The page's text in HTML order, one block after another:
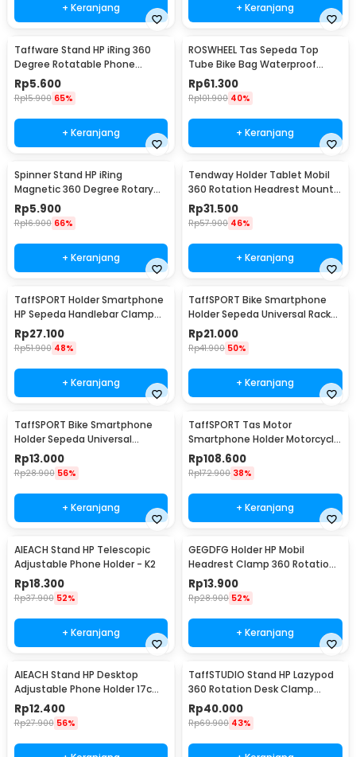
+ Keranjang + Keranjang
Taffware Stand HP iRing 360
Degree Rotatable Phone
Holder - R20
Rp5.600
Rp15.900 65%
+ Keranjang
ROSWHEEL Tas Sepeda Top
Tube Bike Bag Waterproof
Holder HP 6 Inch - ROS12
Rp61.300
Rp101.900 40%
+ Keranjang
Spinner Stand HP iRing
Magnetic 360 Degree Rotary
Phone Holder
Rp5.900
Rp16.900 66%
+ Keranjang
Tendway Holder Tablet Mobil
360 Rotation Headrest Mount
8-11 Inch - SBT-1104
Rp31.500
Rp57.900 46%
+ Keranjang
TaffSPORT Holder Smartphone
HP Sepeda Handlebar Clamp
Bicycle Holder - YP07
Rp27.100
Rp51.900 48%
+ Keranjang
TaffSPORT Bike Smartphone
Holder Sepeda Universal Rack
Bicycle - BM03
Rp21.000
Rp41.900 50%
+ Keranjang
TaffSPORT Bike Smartphone
Holder Sepeda Universal
Bicycle - JR-OK5
Rp13.000
Rp28.900 56%
+ Keranjang
TaffSPORT Tas Motor
Smartphone Holder Motorcycle
Fuel Bag - SA212
Rp108.600
Rp172.900 38%
+ Keranjang
AIEACH Stand HP Telescopic
Adjustable Phone Holder - K2
Rp18.300
Rp37.900 52%
+ Keranjang
GEGDFG Holder HP Mobil
Headrest Clamp 360 Rotation
Car Phone Holder - GP97
Rp13.900
Rp28.900 52%
+ Keranjang
AIEACH Stand HP Desktop
Adjustable Phone Holder 17cm
- K2
Rp12.400
Rp27.900 56%
TaffSTUDIO Stand HP Lazypod
360 Rotation Desk Clamp
Smartphone Holder - D9
Rp40.000
Rp69.900 43%